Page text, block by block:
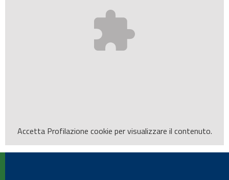
Accetta Profilazione cookie per visualizzare il contenuto.